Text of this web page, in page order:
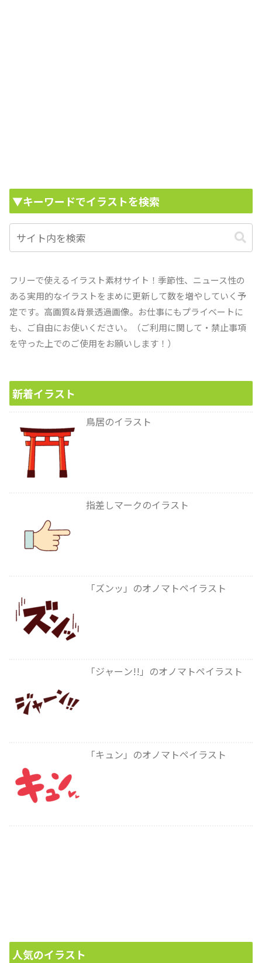
▼キーワードでイラストを検索
フリーで使えるイラスト素材サイト！季節性、ニュース性の
ある実用的なイラストをまめに更新して数を増やしていく予
定です。高画質&背景透過画像。お仕事にもプライベートに
も、ご自由にお使いください。（ご利用に関して・禁止事項
を守った上でのご使用をお願いします！）
新着イラスト
鳥居のイラスト
指差しマークのイラスト
「ズンッ」のオノマトペイラスト
「ジャーン!!」のオノマトペイラスト
「キュン」のオノマトペイラスト
人気のイラスト